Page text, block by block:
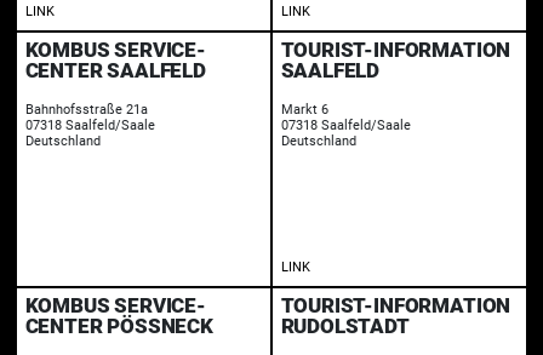
LINK LINK
KOMBUS SERVICE-
CENTER SAALFELD
Bahnhofsstraße 21a
07318 Saalfeld/Saale
Deutschland
TOURIST-INFORMATION
SAALFELD
Markt 6
07318 Saalfeld/Saale
Deutschland
LINK
KOMBUS SERVICE-
CENTER PÖSSNECK
TOURIST-INFORMATION
RUDOLSTADT